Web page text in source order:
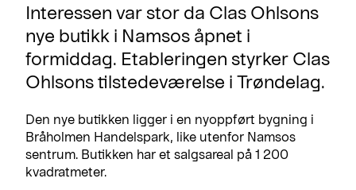
Interessen var stor da Clas Ohlsons
nye butikk i Namsos åpnet i
formiddag. Etableringen styrker Clas
Ohlsons tilstedeværelse i Trøndelag.
Den nye butikken ligger i en nyoppført bygning i
Bråholmen Handelspark, like utenfor Namsos
sentrum. Butikken har et salgsareal på 1 200
kvadratmeter.